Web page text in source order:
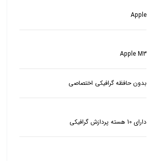
Apple
Apple M3
بدون حافظه گرافیکی اختصاصی
دارای 10 هسته پردازش گرافیکی